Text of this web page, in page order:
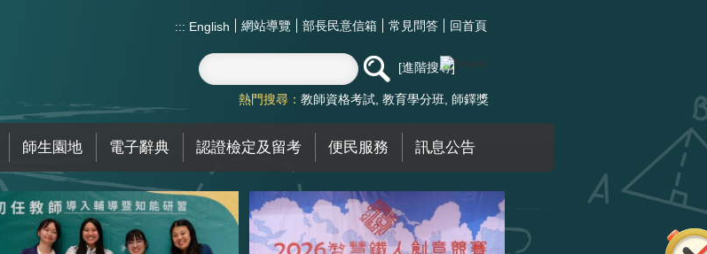
::: English 網站導覽 部長民意信箱 常見問答 回首頁
進階搜尋
熱門搜尋： 教師資格考試 教育學分班 師鐸獎
師生園地 電子辭典 認證檢定及留考 便民服務 訊息公告